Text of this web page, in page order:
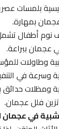
بلمسات عصرية
بمهارة.
أطفال تشمل
ببراعة.
في التنفيذ.
ومظلات حدائق
فلل عجمان.
في عجمان